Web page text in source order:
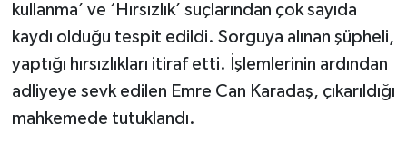
kullanma’ ve ‘Hırsızlık’ suçlarından çok sayıda
kaydı olduğu tespit edildi. Sorguya alınan şüpheli,
yaptığı hırsızlıkları itiraf etti. İşlemlerinin ardından
adliyeye sevk edilen Emre Can Karadaş, çıkarıldığı
mahkemede tutuklandı.